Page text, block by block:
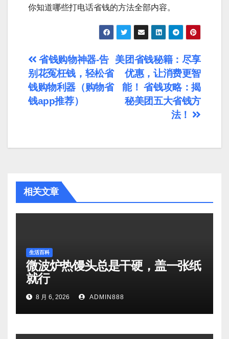
你知道哪些打电话省钱的方法全部内容。
文
章
导
美团省钱秘籍：尽享
优惠，让消费更智
能！ 省钱攻略：揭
秘美团五大省钱方
法！
省钱购物神器-告
别花冤枉钱，轻松省
钱购物利器（购物省
钱app推荐）
相关文章
生活百科
微波炉热馒头总是干硬，盖一张纸
就行
8 月 6, 2026 ADMIN888